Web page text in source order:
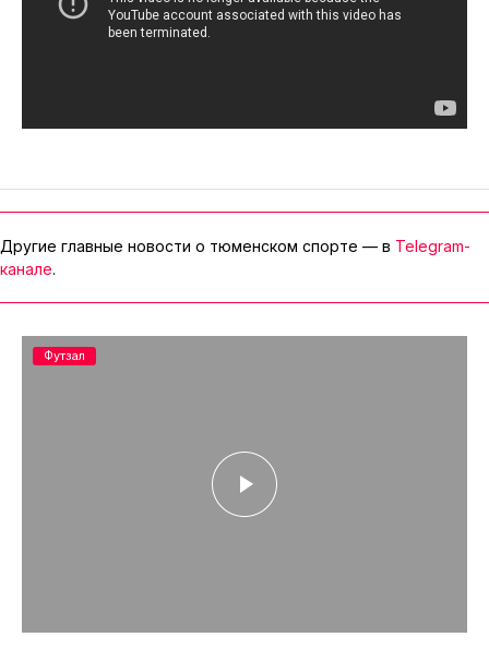
Другие главные новости о тюменском спорте — в Telegram-
канале.
Футзал